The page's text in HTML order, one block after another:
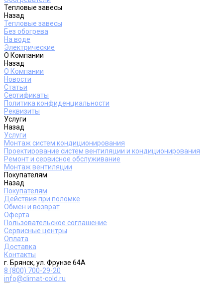
Тепловые завесы
Назад
Тепловые завесы
Без обогрева
На воде
Электрические
О Компании
Назад
О Компании
Новости
Статьи
Сертификаты
Политика конфиденциальности
Реквизиты
Услуги
Назад
Услуги
Монтаж систем кондиционирования
Проектирование систем вентиляции и кондиционирования
Ремонт и сервисное обслуживание
Монтаж вентиляции
Покупателям
Назад
Покупателям
Действия при поломке
Обмен и возврат
Оферта
Пользовательское соглашение
Сервисные центры
Оплата
Доставка
Контакты
г. Брянск, ул. Фрунзе 64А
8 (800) 700-29-20
info@climat-cold.ru